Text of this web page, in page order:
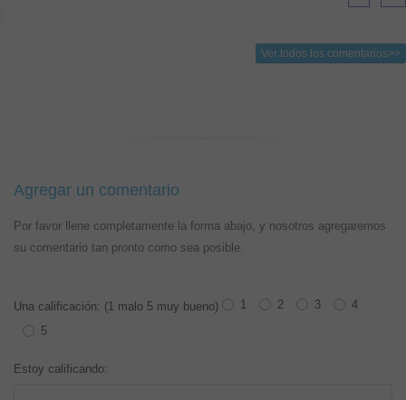
Ver todos los comentarios>>
Agregar un comentario
Por favor llene completamente la forma abajo, y nosotros agregaremos
su comentario tan pronto como sea posible.
Una calificación: (1 malo 5 muy bueno) 1 2 3
4
5
Estoy calificando: